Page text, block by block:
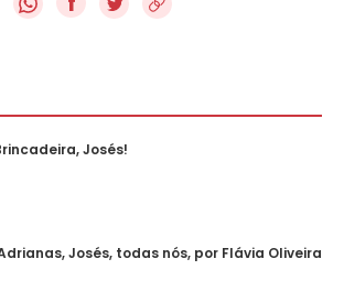
Josés!
Josés, todas nós, por Flávia Oliveira